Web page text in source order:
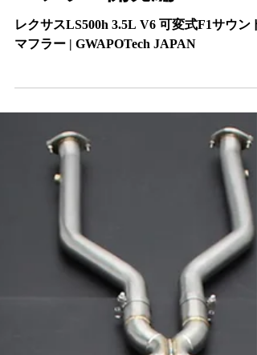
マフラー開発編
レクサスLS500h 3.5L V6 可変式F1サウンド